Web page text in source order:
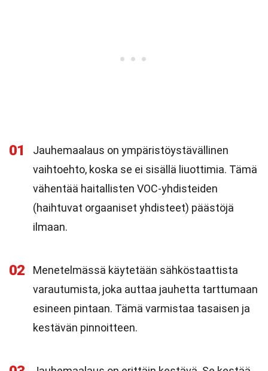
01
Jauhemaalaus on ympäristöystävällinen
vaihtoehto, koska se ei sisällä liuottimia. Tämä
vähentää haitallisten VOC-yhdisteiden
(haihtuvat orgaaniset yhdisteet) päästöjä
ilmaan.
02
Menetelmässä käytetään sähköstaattista
varautumista, joka auttaa jauhetta tarttumaan
esineen pintaan. Tämä varmistaa tasaisen ja
kestävän pinnoitteen.